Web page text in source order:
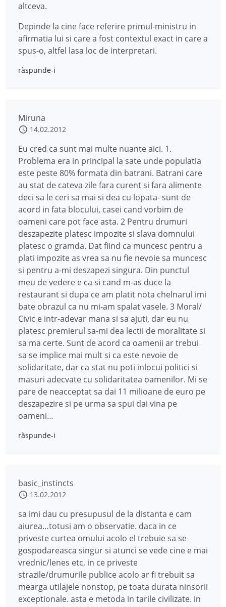
altceva.
Depinde la cine face referire primul-ministru in
afirmatia lui si care a fost contextul exact in care a
spus-o, altfel lasa loc de interpretari.
răspunde-i
Miruna
14.02.2012
Eu cred ca sunt mai multe nuante aici. 1.
Problema era in principal la sate unde populatia
este peste 80% formata din batrani. Batrani care
au stat de cateva zile fara curent si fara alimente
deci sa le ceri sa mai si dea cu lopata- sunt de
acord in fata blocului, casei cand vorbim de
oameni care pot face asta. 2 Pentru drumuri
deszapezite platesc impozite si slava domnului
platesc o gramda. Dat fiind ca muncesc pentru a
plati impozite as vrea sa nu fie nevoie sa muncesc
si pentru a-mi deszapezi singura. Din punctul
meu de vedere e ca si cand m-as duce la
restaurant si dupa ce am platit nota chelnarul imi
bate obrazul ca nu mi-am spalat vasele. 3 Moral/
Civic e intr-adevar mana si sa ajuti, dar eu nu
platesc premierul sa-mi dea lectii de moralitate si
sa ma certe. Sunt de acord ca oamenii ar trebui
sa se implice mai mult si ca este nevoie de
solidaritate, dar ca stat nu poti inlocui politici si
masuri adecvate cu solidaritatea oamenilor. Mi se
pare de neacceptat sa dai 11 milioane de euro pe
deszapezire si pe urma sa spui dai vina pe
oameni…
răspunde-i
basic_instincts
13.02.2012
sa imi dau cu presupusul de la distanta e cam
aiurea…totusi am o observatie. daca in ce
priveste curtea omului acolo el trebuie sa se
gospodareasca singur si atunci se vede cine e mai
vrednic/lenes etc, in ce priveste
strazile/drumurile publice acolo ar fi trebuit sa
mearga utilajele nonstop, pe toata durata ninsorii
exceptionale. asta e metoda in tarile civilizate. in